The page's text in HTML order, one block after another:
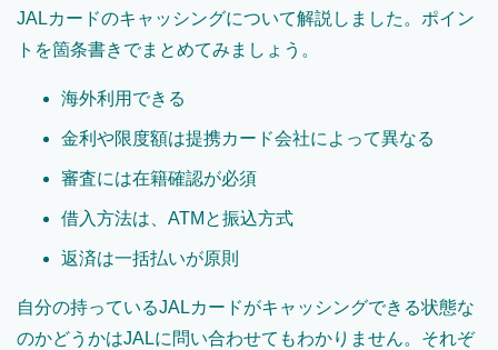
JALカードのキャッシングについて解説しました。ポイン
トを箇条書きでまとめてみましょう。
海外利用できる
金利や限度額は提携カード会社によって異なる
審査には在籍確認が必須
借入方法は、ATMと振込方式
返済は一括払いが原則
自分の持っているJALカードがキャッシングできる状態な
のかどうかはJALに問い合わせてもわかりません。それぞ